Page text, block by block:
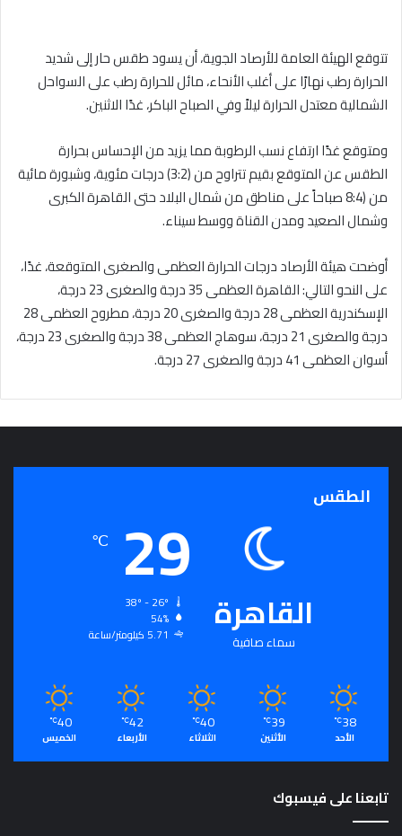
تتوقع الهيئة العامة للأرصاد الجوية، أن يسود طقس حار إلى شديد
الحرارة رطب نهارًا على أغلب الأنحاء، مائل للحرارة رطب على السواحل
الشمالية معتدل الحرارة ليلاً وفي الصباح الباكر، غدًا الاثنين.
ومتوقع غدًا ارتفاع نسب الرطوبة مما يزيد من الإحساس بحرارة
الطقس عن المتوقع بقيم تتراوح من (3:2) درجات مئوية، وشبورة مائية
من (8:4 صباحاً على مناطق من شمال البلاد حتى القاهرة الكبرى
وشمال الصعيد ومدن القناة ووسط سيناء.
أوضحت هيئة الأرصاد درجات الحرارة العظمى والصغرى المتوقعة، غدًا،
على النحو التالي: القاهرة العظمى 35 درجة والصغرى 23 درجة،
الإسكندرية العظمى 28 درجة والصغرى 20 درجة، مطروح العظمى 28
درجة والصغرى 21 درجة، سوهاج العظمى 38 درجة والصغرى 23 درجة،
أسوان العظمى 41 درجة والصغرى 27 درجة.
الطقس
القاهرة
سماء صافية
29
℃
54%
5.71 كيلومتر/ساعة
38
℃
الأحد
39
℃
الأثنين
40
℃
الثلاثاء
42
℃
الأربعاء
40
℃
الخميس
تابعنا على فيسبوك